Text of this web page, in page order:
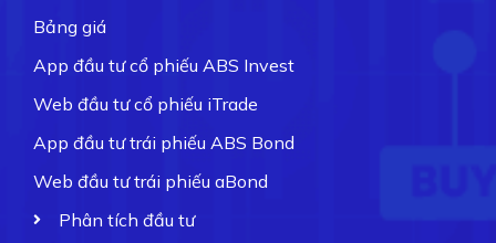
Bảng giá
App đầu tư cổ phiếu ABS Invest
Web đầu tư cổ phiếu iTrade
App đầu tư trái phiếu ABS Bond
Web đầu tư trái phiếu aBond
Phân tích đầu tư